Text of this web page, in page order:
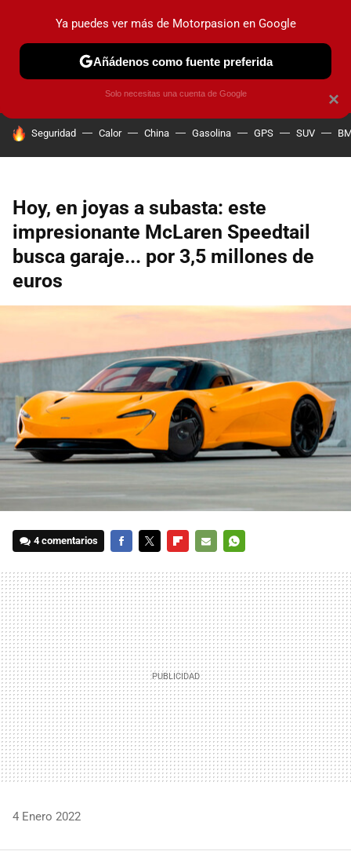
PRUEBAS COCHES ELÉCTRICOS OBSERVATORIO
HOY SE HABLA DE
Seguridad Calor China Gasolina GPS SUV
Hoy, en joyas a subasta: este
impresionante McLaren Speedtail
busca garaje... por 3,5 millones de
euros
4 comentarios
MAIL
4 Enero 2022
×
Ya puedes ver más de Motorpasion en Google
Añádenos como fuente preferida
Solo necesitas una cuenta de Google